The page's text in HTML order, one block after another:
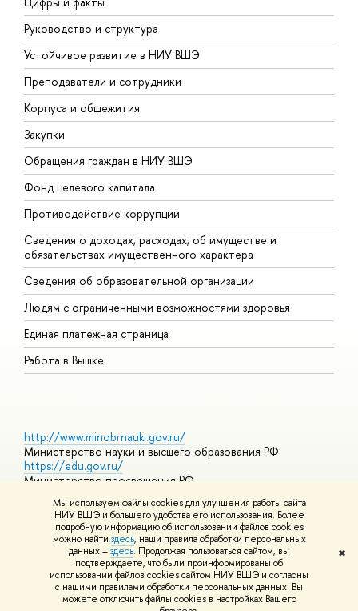
Мы используем файлы cookies для улучшения работы сайта
НИУ ВШЭ и большего удобства его использования. Более
подробную информацию об использовании файлов cookies
можно найти здесь, наши правила обработки персональных
данных –здесь. Продолжая пользоваться сайтом, вы
подтверждаете, что были проинформированы об
использовании файлов cookies сайтом НИУ ВШЭ и согласны
с нашими правилами обработки персональных данных. Вы
можете отключить файлы cookies в настройках Вашего
✖
Руководство и структура
Устойчивое развитие в НИУ ВШЭ
Преподаватели и сотрудники
Корпуса и общежития
Закупки
Обращения граждан в НИУ ВШЭ
Фонд целевого капитала
Противодействие коррупции
Сведения о доходах, расходах, об имуществе и
обязательствах имущественного характера
Сведения об образовательной организации
Людям с ограниченными возможностями здоровья
Единая платежная страница
Работа в Вышке
http://www.minobrnauki.gov.ru/
Министерство науки и высшего образования РФ
https://edu.gov.ru/
Министерство просвещения РФ
https://elearning.hse.ru/mooc
Массовые открытые онлайн-курсы
© НИУ ВШЭ 1993–2026 Адреса и контактыУсловия
использования материалов Политика конфиденциальности
Шрифты HSE Sans и HSE Slab разработаны вШколе дизайна НИУ